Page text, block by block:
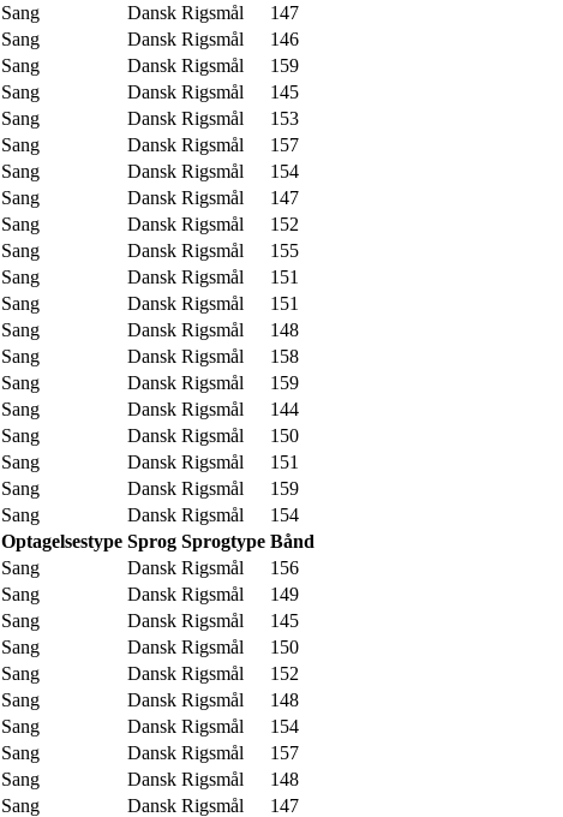
Sang Dansk Rigsmål
147
Sang Dansk Rigsmål
146
Sang Dansk Rigsmål
159
Sang Dansk Rigsmål
145
Sang Dansk Rigsmål
153
Sang Dansk Rigsmål
157
Sang Dansk Rigsmål
154
Sang Dansk Rigsmål
147
Sang Dansk Rigsmål
152
Sang Dansk Rigsmål
155
Sang Dansk Rigsmål
151
Sang Dansk Rigsmål
151
Sang Dansk Rigsmål
148
Sang Dansk Rigsmål
158
Sang Dansk Rigsmål
159
Sang Dansk Rigsmål
144
Sang Dansk Rigsmål
150
Sang Dansk Rigsmål
151
Sang Dansk Rigsmål
159
Sang Dansk Rigsmål
154
Optagelsestype Sprog Sprogtype Bånd
Sang Dansk Rigsmål
156
Sang Dansk Rigsmål
149
Sang Dansk Rigsmål
145
Sang Dansk Rigsmål
150
Sang Dansk Rigsmål
152
Sang Dansk Rigsmål
148
Sang Dansk Rigsmål
154
Sang Dansk Rigsmål
157
Sang Dansk Rigsmål
148
Sang Dansk Rigsmål
147